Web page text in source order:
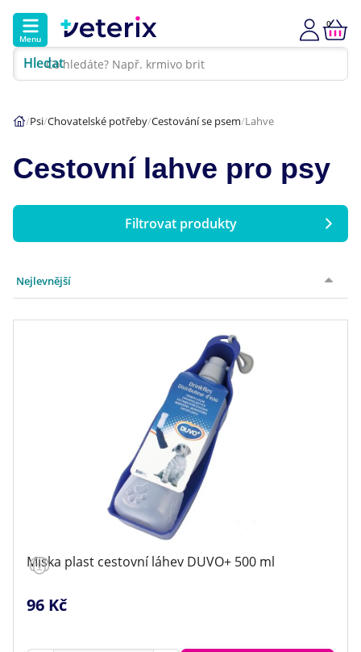
Menu
Hledat
0
Akce
(Po–Pá, 9–19h; So–Ne, 9–14h)
info@veterix.cz
E-shop Veterix
(Po–Pá, 8–15h)
eshop@veterix.cz
Filtrovat produkty
LAROY Group (1)
Hmotnost
až
Psi Chovatelské potřeby Cestování se psem Lahve
Cestovní lahve pro psy
Nejlevnější
Miska plast cestovní láhev DUVO+ 500 ml
96 Kč